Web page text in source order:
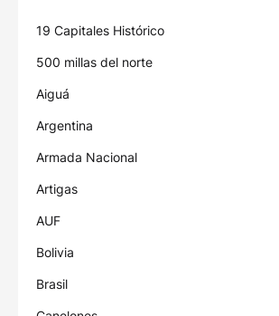
19 Capitales Histórico
500 millas del norte
Aiguá
Argentina
Armada Nacional
Artigas
AUF
Bolivia
Brasil